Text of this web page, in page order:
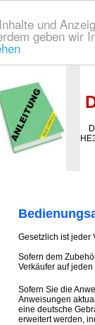
und
geben wir
| Wir finden für Sie das
Gesetzlich ist jeder
Sofern dem
Verkäufer auf
Sofern Sie die
Anweisungen
eine deutsche
erweitert werden,